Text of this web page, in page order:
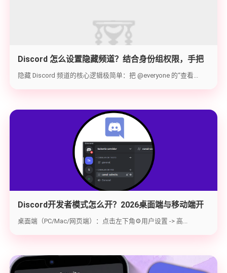
Discord 怎么设置隐藏频道？结合身份组权限，手把
手教你打造 100% 私密的专属频道
隐藏 Discord 频道的核心逻辑极简单：把 @everyone 的“查看...
Discord开发者模式怎么开？2026桌面端与移动端开
启教程与获取ID指南
桌面端（PC/Mac/网页端）：点击左下角⚙️用户设置 -> 高...